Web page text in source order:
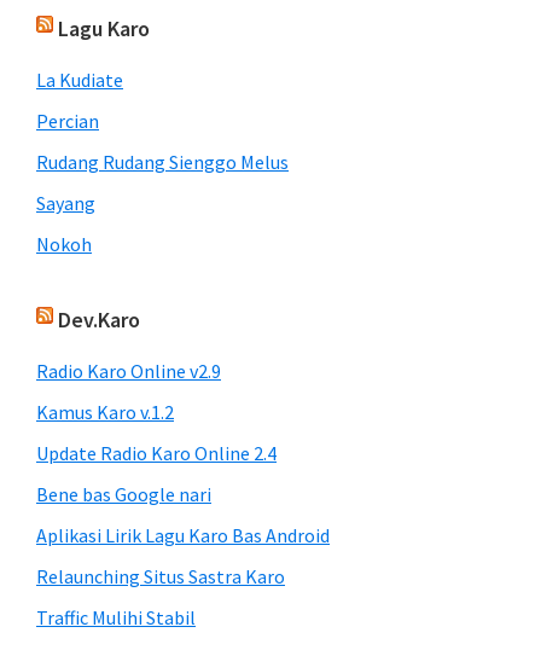
Lagu Karo
La Kudiate
Percian
Rudang Rudang Sienggo Melus
Sayang
Nokoh
Dev.Karo
Radio Karo Online v2.9
Kamus Karo v.1.2
Update Radio Karo Online 2.4
Bene bas Google nari
Aplikasi Lirik Lagu Karo Bas Android
Relaunching Situs Sastra Karo
Traffic Mulihi Stabil